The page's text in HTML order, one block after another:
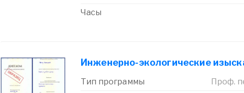
Часы
Инженерно-экологические
Тип программы
Проф.